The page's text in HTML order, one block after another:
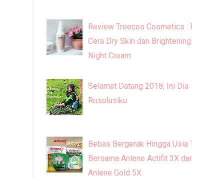
Review Treecos Cosmetics : FW
Cera Dry Skin dan Brightening
Night Cream
Selamat Datang 2018, Ini Dia
Resolusiku
Bebas Bergerak Hingga Usia Tua
Bersama Anlene Actifit 3X dan
Anlene Gold 5X